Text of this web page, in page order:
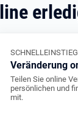
SCHNELLEINSTIEG
Veränderung
Teilen Sie online
persönlichen und
mit.